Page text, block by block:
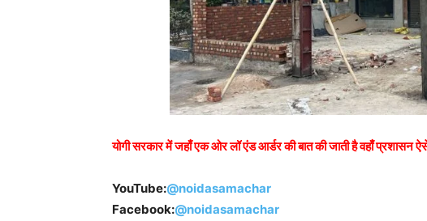
योगी सरकार में जहाँ एक ओर लॉ एंड आर्डर की बात की जाती है वहाँ प्रशासन
YouTube:@noidasamachar
Facebook:@noidasamachar